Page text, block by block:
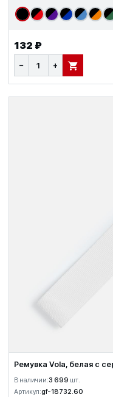
132 ₽
− + В КОРЗИНУ
Ремувка Vola, белая с
В наличии:3 699 шт.
Артикул:gf-18732.60